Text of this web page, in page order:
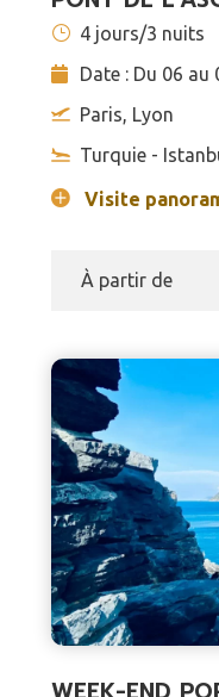
4 jours/3 nuits
Date : Du 06 au
Paris, Lyon
Turquie -
Visite
À partir de